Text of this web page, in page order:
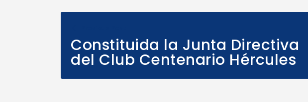
Constituida la Junta Directiva
del Club Centenario Hércules